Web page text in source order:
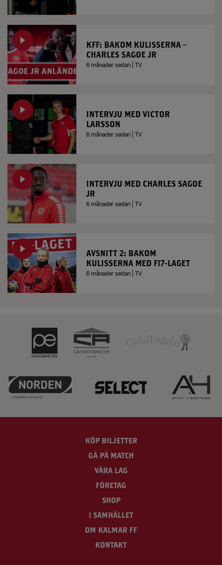
KFF: BAKOM KULISSERNA –
CHARLES SAGOE JR
6 månader sedan | TV
INTERVJU MED VICTOR
LARSSON
6 månader sedan | TV
INTERVJU MED CHARLES SAGOE
JR
6 månader sedan | TV
AVSNITT 2: BAKOM
KULISSERNA MED F17-LAGET
6 månader sedan | TV
KÖP BILJETTER
GÅ PÅ MATCH
VÅRA LAG
FÖRETAG
SHOP
I SAMHÄLLET
OM KALMAR FF
KONTAKT